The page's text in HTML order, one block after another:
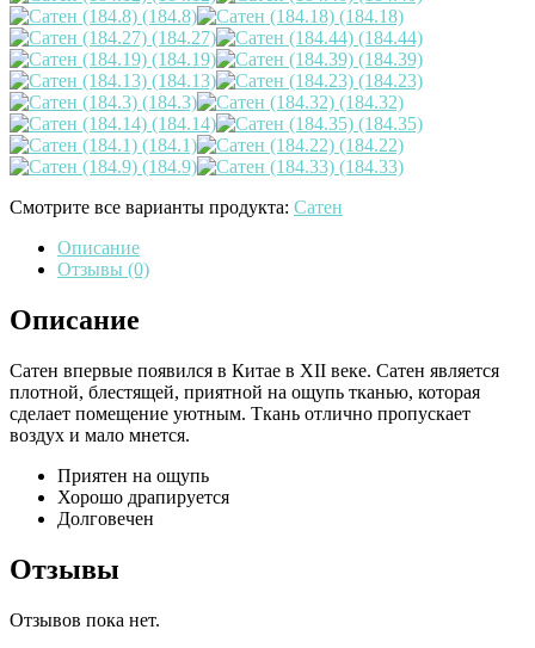
Смотрите все варианты продукта: Сатен
Описание
Отзывы (0)
Описание
Сатен впервые появился в Китае в XII веке. Сатен является
плотной, блестящей, приятной на ощупь тканью, которая
сделает помещение уютным. Ткань отлично пропускает
воздух и мало мнется.
Приятен на ощупь
Хорошо драпируется
Долговечен
Отзывы
Отзывов пока нет.